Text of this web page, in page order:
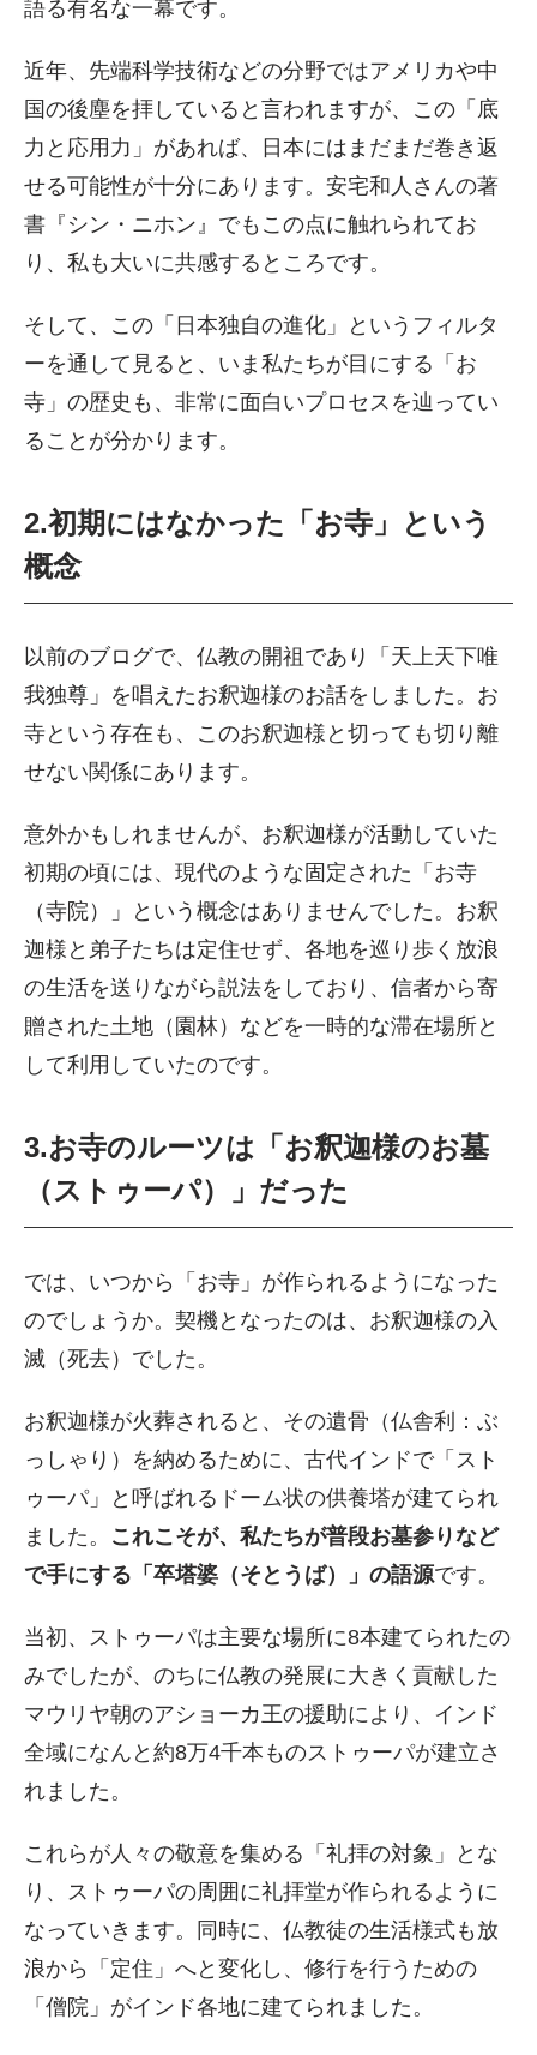
語る有名な一幕です。
近年、先端科学技術などの分野ではアメリカや中
国の後塵を拝していると言われますが、この「底
力と応用力」があれば、日本にはまだまだ巻き返
せる可能性が十分にあります。安宅和人さんの著
書『シン・ニホン』でもこの点に触れられてお
り、私も大いに共感するところです。
そして、この「日本独自の進化」というフィルタ
ーを通して見ると、いま私たちが目にする「お
寺」の歴史も、非常に面白いプロセスを辿ってい
ることが分かります。
2.初期にはなかった「お寺」という
概念
以前のブログで、仏教の開祖であり「天上天下唯
我独尊」を唱えたお釈迦様のお話をしました。お
寺という存在も、このお釈迦様と切っても切り離
せない関係にあります。
意外かもしれませんが、お釈迦様が活動していた
初期の頃には、現代のような固定された「お寺
（寺院）」という概念はありませんでした。お釈
迦様と弟子たちは定住せず、各地を巡り歩く放浪
の生活を送りながら説法をしており、信者から寄
贈された土地（園林）などを一時的な滞在場所と
して利用していたのです。
3.お寺のルーツは「お釈迦様のお墓
（ストゥーパ）」だった
では、いつから「お寺」が作られるようになった
のでしょうか。契機となったのは、お釈迦様の入
滅（死去）でした。
お釈迦様が火葬されると、その遺骨（仏舎利：ぶ
っしゃり）を納めるために、古代インドで「スト
ゥーパ」と呼ばれるドーム状の供養塔が建てられ
ました。 これこそが、私たちが普段お墓参りなど
で手にする「卒塔婆（そとうば）」の語源です。
当初、ストゥーパは主要な場所に8本建てられたの
みでしたが、のちに仏教の発展に大きく貢献した
マウリヤ朝のアショーカ王の援助により、インド
全域になんと約8万4千本ものストゥーパが建立さ
れました。
これらが人々の敬意を集める「礼拝の対象」とな
り、ストゥーパの周囲に礼拝堂が作られるように
なっていきます。同時に、仏教徒の生活様式も放
浪から「定住」へと変化し、修行を行うための
「僧院」がインド各地に建てられました。